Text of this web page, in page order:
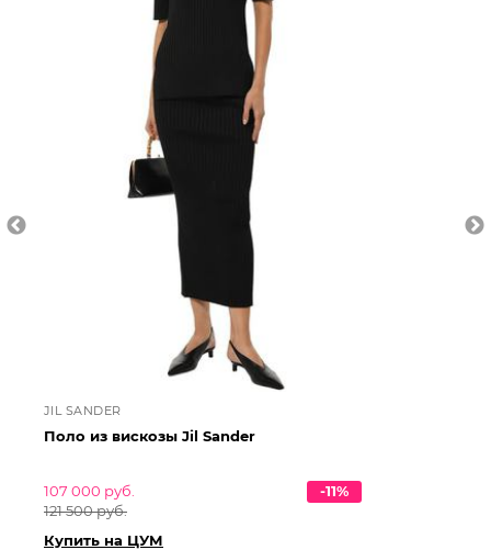
JIL SANDER
Поло из вискозы Jil Sander
107 000 руб.
121 500 руб.
-11%
Купить на ЦУМ